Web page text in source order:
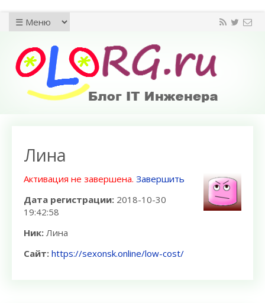
Лина
Активация не завершена. Завершить
Дата регистрации: 2018-10-30
19:42:58
Ник: Лина
Сайт: https://sexonsk.online/low-cost/